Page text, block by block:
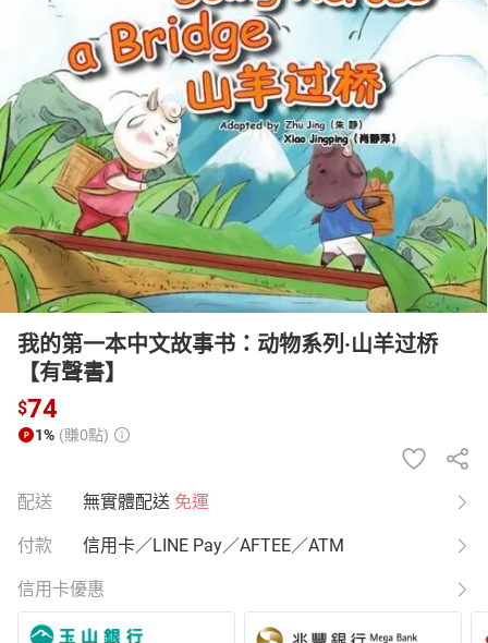
女裝 男裝 化妝保養
日本購物 電子/紙本書
HOT
我的第一本中文故事书：动物系列·山羊过桥
【有聲書】
$74
1% (賺0點)
配送 無實體配送 免運
付款 信用卡／LINE Pay／AFTEE／ATM
信用卡優惠